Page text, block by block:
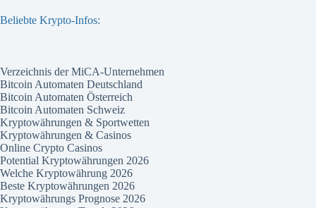
Beliebte Krypto-Infos:
Verzeichnis der MiCA-Unternehmen
Bitcoin Automaten Deutschland
Bitcoin Automaten Österreich
Bitcoin Automaten Schweiz
Kryptowährungen & Sportwetten
Kryptowährungen & Casinos
Online Crypto Casinos
Potential Kryptowährungen 2026
Welche Kryptowährung 2026
Beste Kryptowährungen 2026
Kryptowährungs Prognose 2026